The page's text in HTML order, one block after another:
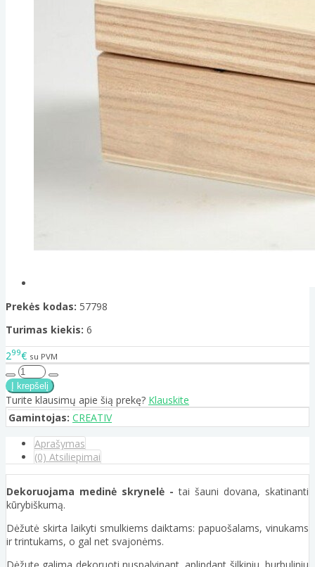
Prekės kodas: 57798
Turimas kiekis: 6
299€ su PVM
Turite klausimų apie šią prekę? Klauskite
Gamintojas: CREATIV
Aprašymas
(0) Atsiliepimai
Dekoruojama medinė skrynelė - tai šauni dovana, skatinanti
kūrybiškumą.
Dėžutė skirta laikyti smulkiems daiktams: papuošalams, vinukams
ir trintukams, o gal net svajonėms.